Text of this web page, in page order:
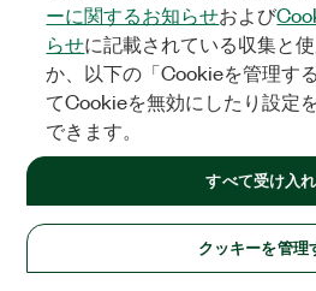
有効なボードハンドルがデバイ
して渡されたか、またはその逆
無効なボードまたはデバイスデ
てNI-488.2関数に渡されたとき
0～99の範囲外のboardIDが、
ル関数またはNI-488.2ルーチン
ibmaskに対
スクリプタとボード構成オプシ
ットデスクリプタとデバイス構
て呼び出しされたとき。
この情報はお役に立ち
うか。
はい いい
ーに関するお知らせおよび
らせに記載されている収集と
か、以下の「Cookieを管理す
てCookieを無効にしたり設定
できます。
クッキーを管理
すべて受け入